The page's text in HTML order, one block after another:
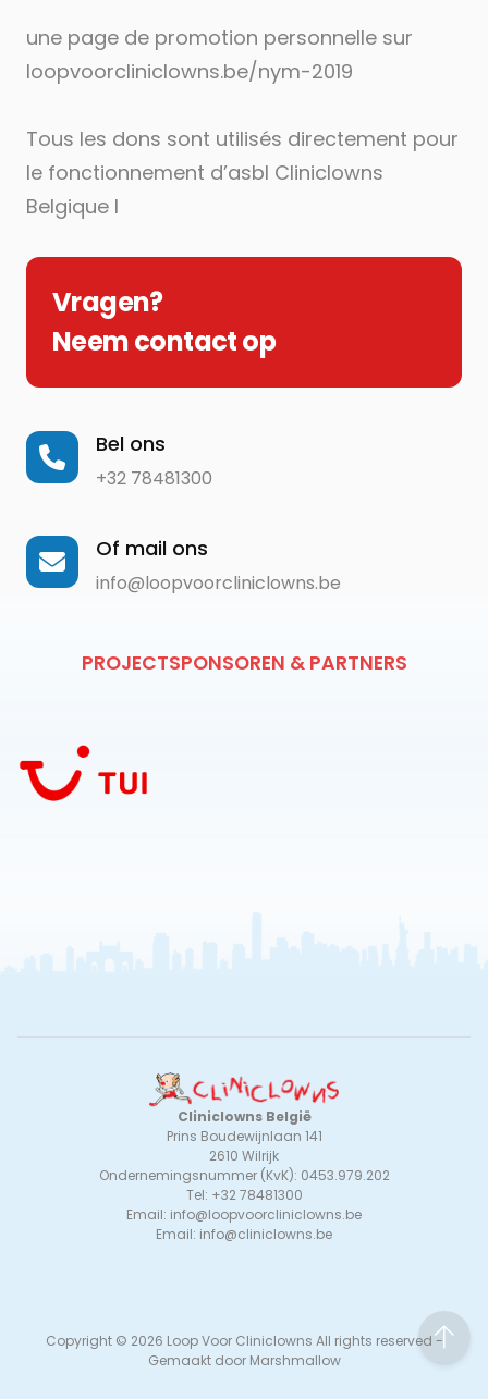
une page de promotion personnelle sur
loopvoorcliniclowns.be/nym-2019
Tous les dons sont utilisés directement pour
le fonctionnement d’asbl Cliniclowns
Belgique l
Vragen?
Neem contact op
Bel ons
+32 78481300
Of mail ons
info@loopvoorcliniclowns.be
PROJECTSPONSOREN & PARTNERS
to
Cliniclowns België
Prins Boudewijnlaan 141
2610 Wilrijk
Ondernemingsnummer (KvK): 0453.979.202
Tel: +32 78481300
Email: info@loopvoorcliniclowns.be
Email: info@cliniclowns.be
Copyright © 2026 Loop Voor Cliniclowns All rights reserved -
Gemaakt door Marshmallow